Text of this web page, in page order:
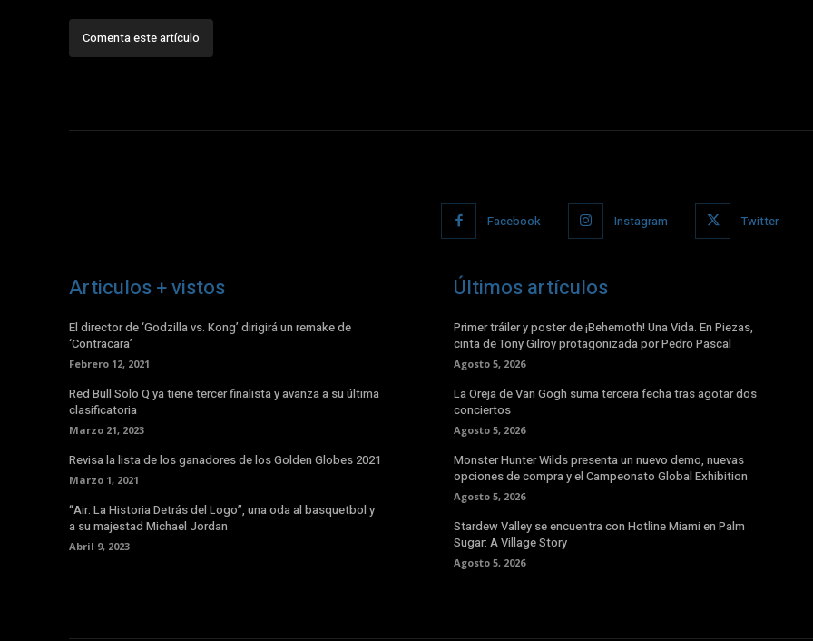
Facebook Instagram Twitter
Articulos + vistos
El director de ‘Godzilla vs. Kong’ dirigirá un remake de
‘Contracara’
Febrero 12, 2021
Red Bull Solo Q ya tiene tercer finalista y avanza a su última
clasificatoria
Marzo 21, 2023
Revisa la lista de los ganadores de los Golden Globes 2021
Marzo 1, 2021
“Air: La Historia Detrás del Logo”, una oda al basquetbol y
a su majestad Michael Jordan
Abril 9, 2023
Últimos artículos
Primer tráiler y poster de ¡Behemoth! Una Vida. En Piezas,
cinta de Tony Gilroy protagonizada por Pedro Pascal
Agosto 5, 2026
La Oreja de Van Gogh suma tercera fecha tras agotar dos
conciertos
Agosto 5, 2026
Monster Hunter Wilds presenta un nuevo demo, nuevas
opciones de compra y el Campeonato Global Exhibition
Agosto 5, 2026
Stardew Valley se encuentra con Hotline Miami en Palm
Sugar: A Village Story
Agosto 5, 2026